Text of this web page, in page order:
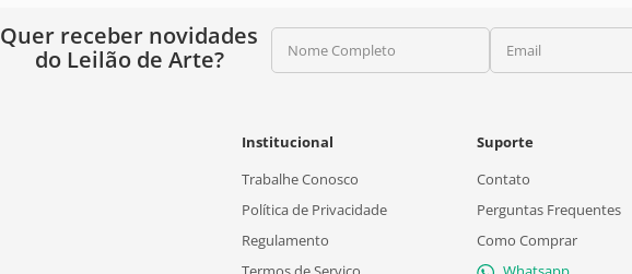
Quer receber novidades
do Leilão de Arte?
Nome Completo Email
Institucional
Trabalhe Conosco
Política de Privacidade
Regulamento
Suporte
Contato
Perguntas Frequentes
Como Comprar